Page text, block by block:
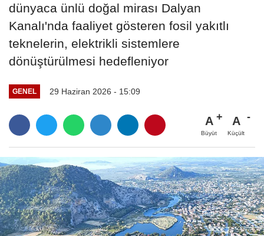
dünyaca ünlü doğal mirası Dalyan
Kanalı'nda faaliyet gösteren fosil yakıtlı
teknelerin, elektrikli sistemlere
dönüştürülmesi hedefleniyor
GENEL 29 Haziran 2026 - 15:09
A
Büyüt
A
Küçült